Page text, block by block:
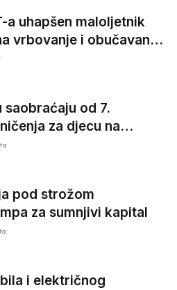
a uhapšen maloljetnik
vrbovanje i obučavanje
djela
saobraćaju od 7.
za djecu na
vozače, veće kazne
pod strožom
za sumnjivi kapital
i električnog